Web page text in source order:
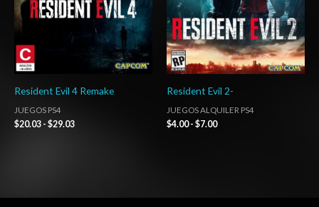
Resident Evil 4 Remake
JUEGOS PS4
$20.03 - $29.03
Resident Evil 2-
JUEGOS ALQUILER PS4
$4.00 - $7.00